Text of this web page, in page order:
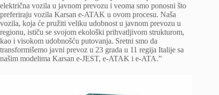
električna vozila u javnom prevozu i veoma smo ponosni što
preferiraju vozila Karsan e-ATAK u ovom procesu. Naša
vozila, koja će pružiti veliku udobnost u javnom prevozu u
regionu, ističu se svojom ekološki prihvatljivom strukturom,
kao i visokom udobnošću putovanja. Sretni smo da
transformišemo javni prevoz u 23 grada u 11 regija Italije sa
našim modelima Karsan e-JEST, e-ATAK i e-ATA.”